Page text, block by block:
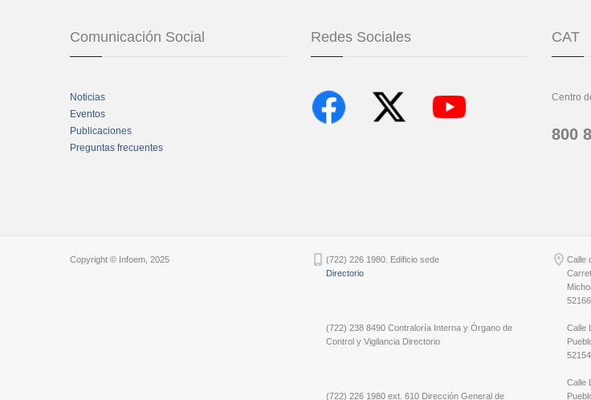
Comunicación Social
Noticias
Eventos
Publicaciones
Preguntas frecuentes
Redes Sociales CAT
Centro
800
Copyright © Infoem, 2025
(722) 226 1980. Edificio sede
Directorio
(722) 238 8490 Contraloría Interna y Órgano de
Control y Vigilancia Directorio
(722) 226 1980 ext. 610 Dirección General de
Calle
52166
Calle
52154
Calle